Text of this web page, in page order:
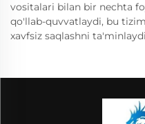
vositalari bilan bir nechta
qo'llab-quvvatlaydi, bu
xavfsiz saqlashni